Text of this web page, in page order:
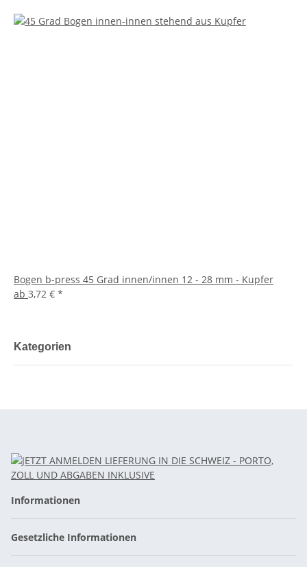
Bogen b-press 45 Grad innen/innen 12 - 28 mm - Kupfer
ab 3,72 € *
Kategorien
Informationen
Gesetzliche Informationen